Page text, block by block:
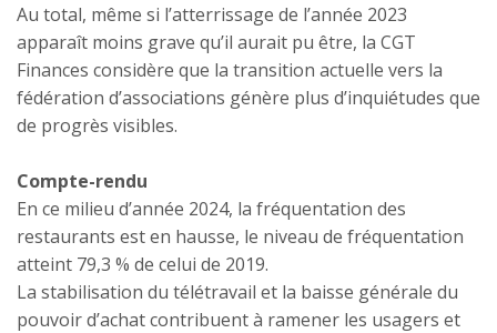
Au total, même si l’atterrissage de l’année 2023
apparaît moins grave qu’il aurait pu être, la CGT
Finances considère que la transition actuelle vers la
fédération d’associations génère plus d’inquiétudes que
de progrès visibles.
Compte-rendu
En ce milieu d’année 2024, la fréquentation des
restaurants est en hausse, le niveau de fréquentation
atteint 79,3 % de celui de 2019.
La stabilisation du télétravail et la baisse générale du
pouvoir d’achat contribuent à ramener les usagers et